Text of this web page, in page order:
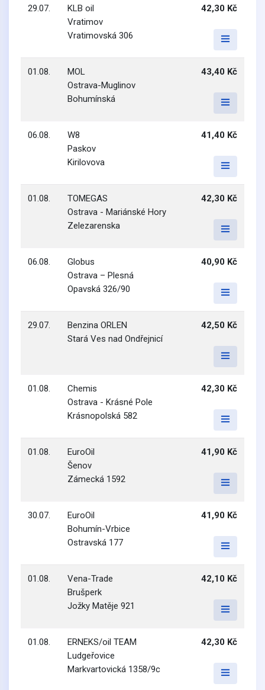
29.07.
KLB oil
Vratimov
Vratimovská 306
42,30 Kč
01.08.
MOL
Ostrava-Muglinov
Bohumínská
43,40 Kč
06.08.
W8
Paskov
Kirilovova
41,40 Kč
01.08.
TOMEGAS
Ostrava - Mariánské Hory
Zelezarenska
42,30 Kč
06.08.
Globus
Ostrava – Plesná
Opavská 326/90
40,90 Kč
29.07.
Benzina ORLEN
Stará Ves nad Ondřejnicí
42,50 Kč
01.08.
Chemis
Ostrava - Krásné Pole
Krásnopolská 582
42,30 Kč
01.08.
EuroOil
Šenov
Zámecká 1592
41,90 Kč
30.07.
EuroOil
Bohumín-Vrbice
Ostravská 177
41,90 Kč
01.08.
Vena-Trade
Brušperk
Jožky Matěje 921
42,10 Kč
01.08.
ERNEKS/oil TEAM
Ludgeřovice
Markvartovická 1358/9c
42,30 Kč